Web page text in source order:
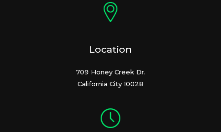
Location
709 Honey Creek Dr.
California City 10028